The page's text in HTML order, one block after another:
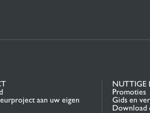
aan uw eigen
NUTTIGE
Promoties
Gids en
Download